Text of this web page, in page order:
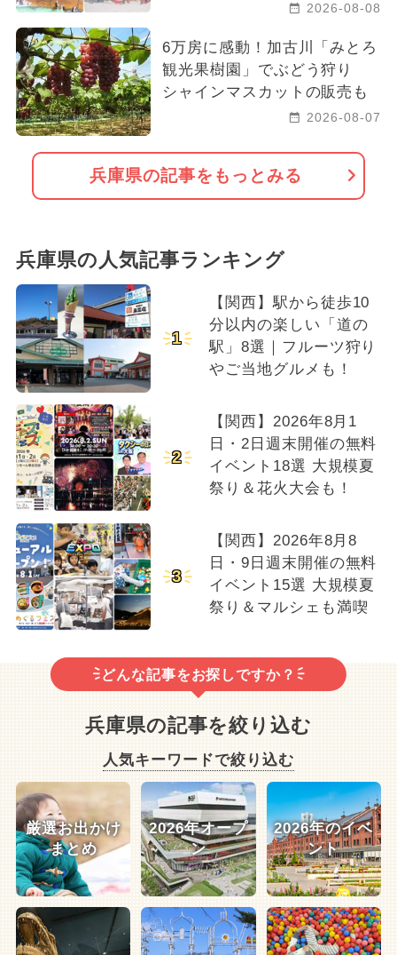
2026-08-08
6万房に感動！加古川「みとろ
観光果樹園」でぶどう狩り
シャインマスカットの販売も
2026-08-07
兵庫県の記事をもっとみる
兵庫県の人気記事ランキング
1
【関西】駅から徒歩10
分以内の楽しい「道の
駅」8選｜フルーツ狩り
やご当地グルメも！
2
【関西】2026年8月1
日・2日週末開催の無料
イベント18選 大規模夏
祭り＆花火大会も！
3
【関西】2026年8月8
日・9日週末開催の無料
イベント15選 大規模夏
祭り＆マルシェも満喫
どんな記事をお探しですか？
兵庫県の記事を絞り込む
人気キーワードで絞り込む
厳選お出かけ
まとめ
2026年オープ
ン
2026年のイベ
ント